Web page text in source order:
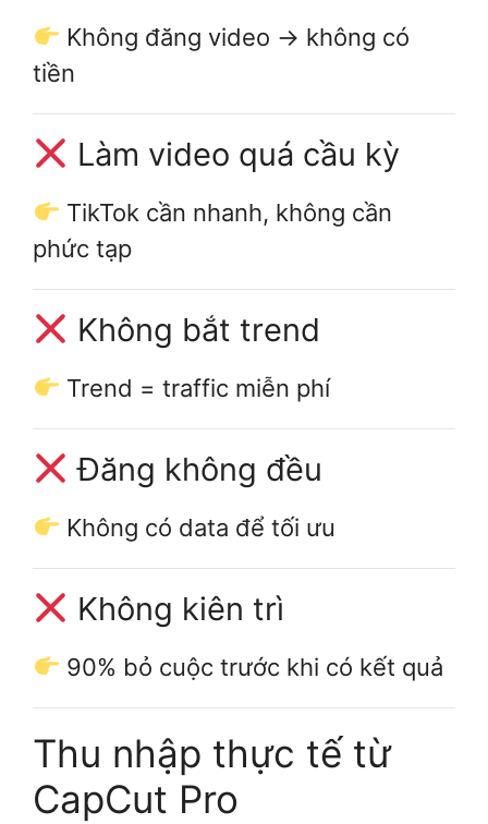
Không đăng video → không có
tiền
Làm video quá cầu kỳ
TikTok cần nhanh, không cần
phức tạp
Không bắt trend
Trend = traffic miễn phí
Đăng không đều
Không có data để tối ưu
Không kiên trì
90% bỏ cuộc trước khi có kết quả
Thu nhập thực tế từ
CapCut Pro